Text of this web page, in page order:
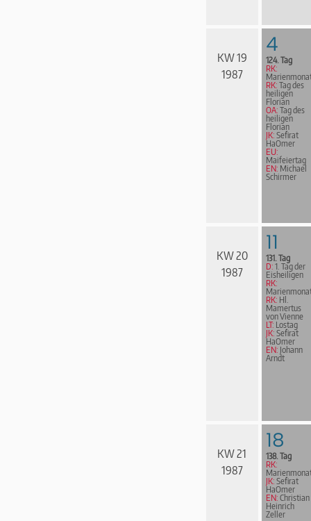
KW 19
1987
4
124. Tag
RK:
RK: Tag des
heiligen
Florian
OA: Tag des
heiligen
Florian
JK: Sefirat
HaOmer
EU:
Maifeiertag
EN: Michael
Schirmer
KW 20
1987
11
131. Tag
D: 1. Tag der
Eisheiligen
RK:
RK: Hl.
Mamertus
von Vienne
LT: Lostag
JK: Sefirat
HaOmer
EN: Johann
Arndt
KW 21
1987
18
138. Tag
RK:
JK: Sefirat
HaOmer
EN: Christian
Heinrich
Zeller